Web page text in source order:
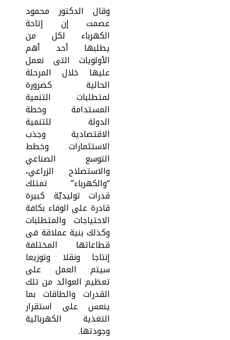
وقال الدكتور محمود
عصمت إن إتاحة
الكهرباء لكل من
يطلبها أحد أهم
الأولويات التى نعمل
عليها خلال المرحلة
الحالية كضرورة
لمتطلبات التنمية
المستدامة وخطة
الدولة للتنمية
الاقتصادية وجذب
الاستثمارات وخطط
التوسع الصناعي
والاستصلاح الزراعي،
“والكهرباء” تمتلك
قدرات توليديّة كبيرة
قادرة على الوفاء بكافة
الاحتياجات والمتطلبات
وكذلك بنية عملاقة فى
قطاعاتها المختلفة
إنتاجا ونقلا وتوزيعا
سيتم العمل على
تعظيم العوائد من تلك
القدرات والطاقات بما
ينعس على استقرار
التغذية الكهربائية
وجودتها.